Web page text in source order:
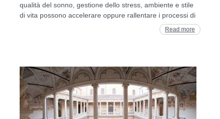
qualità del sonno, gestione dello stress, ambiente e stile
di vita possono accelerare oppure rallentare i processi di
Read more